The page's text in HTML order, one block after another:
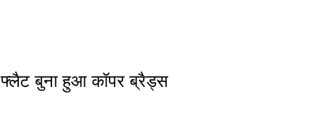
फ्लैट बुना हुआ कॉपर ब्रैड्स